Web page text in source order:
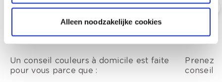
Alleen noodzakelijke cookies
Conseil couleur à domicile
Un conseil couleurs à domicile est faite
pour vous parce que :
Conseil
Prenez
conseil